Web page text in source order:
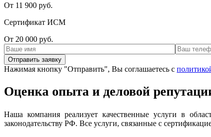
От 11 900 руб.
Сертификат ИСМ
От 20 000 руб.
Нажимая кнопку "Отправить", Вы соглашаетесь с
Оценка опыта и деловой
Наша компания реализует качественные услуги в
законодательству РФ. Все услуги, связанные с